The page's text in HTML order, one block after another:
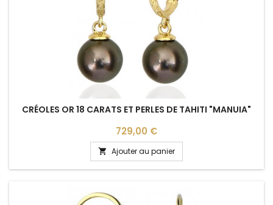
CRÉOLES OR 18 CARATS ET PERLES DE TAHITI "MANUIA"
Prix
729,00 €
 Ajouter au panier